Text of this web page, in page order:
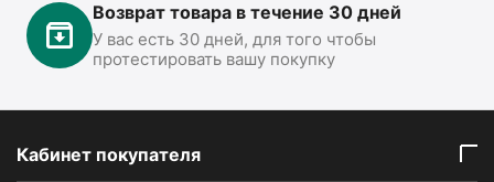
Возврат товара в течение 30 дней
У вас есть 30 дней, для того чтобы
протестировать вашу покупку
Кабинет покупателя